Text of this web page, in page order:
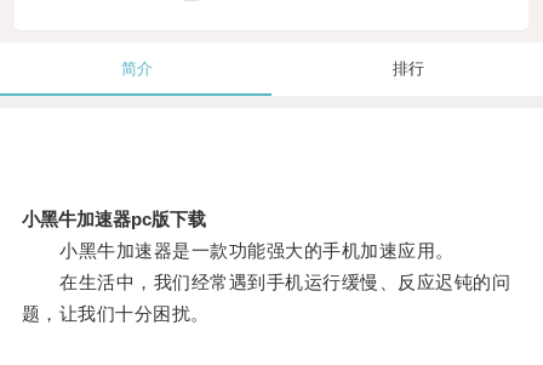
简介 排行
小黑牛加速器pc版下载
小黑牛加速器是一款功能强大的手机加速应用。
在生活中，我们经常遇到手机运行缓慢、反应迟钝的问
题，让我们十分困扰。